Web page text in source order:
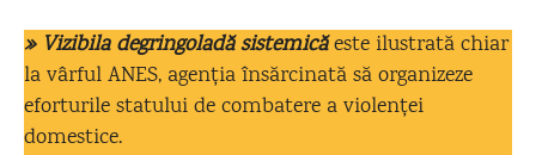
» Vizibila degringoladă sistemicăeste ilustrată chiar
la vârful ANES, agenția însărcinată să organizeze
eforturile statului de combatere a violenței
domestice.